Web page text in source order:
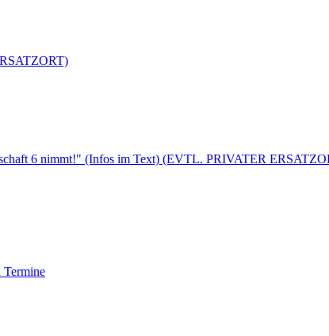
6 nimmt!" (Infos im Text) (EVTL. PRIVATER
Termine